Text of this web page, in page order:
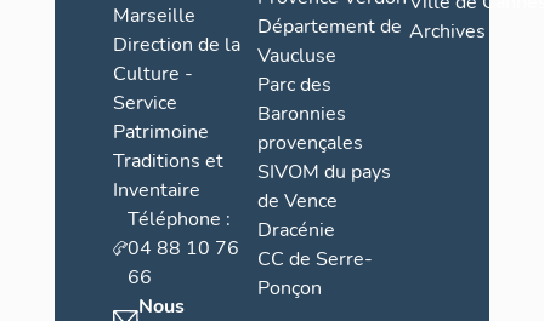
Marseille
Direction de la
Culture -
Service
Patrimoine
Traditions et
Inventaire
Téléphone :
04 88 10 76
66
Nous
Département de
Vaucluse
Parc des
Baronnies
provençales
SIVOM du pays
de Vence
Dracénie
CC de Serre-
Ponçon
Archives